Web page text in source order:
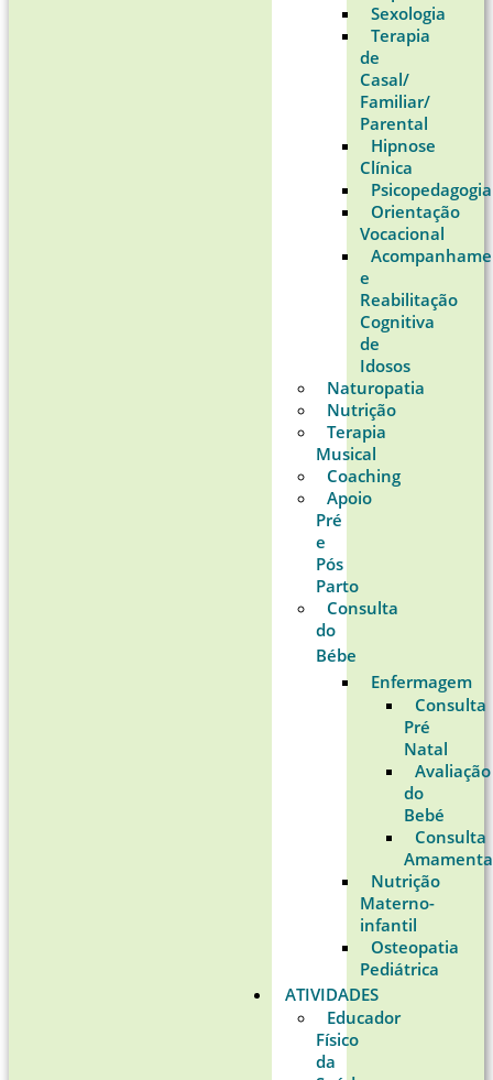
Sexologia
Terapia
de
Casal/
Familiar/
Parental
Hipnose
Clínica
Psicopedagogia
Orientação
Vocacional
e
Reabilitação
Cognitiva
de
Idosos
Naturopatia
Nutrição
Terapia
Musical
Coaching
Apoio
Pré
e
Pós
Parto
Consulta
do
Bébe
Enfermagem
Consulta
Pré
Natal
Avaliação
do
Bebé
Consulta
Nutrição
Materno-
infantil
Osteopatia
Pediátrica
ATIVIDADES
Educador
Físico
da